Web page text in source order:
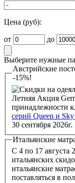
Цена (руб):
от до
Выберите нужные
Австрийские
-15%!
Летняя Акция
принадлежности
серий Queen и
30 сентября 2026г.
Итальянские
С 4 по 17 августа
итальянских
итальянские
поставляться в